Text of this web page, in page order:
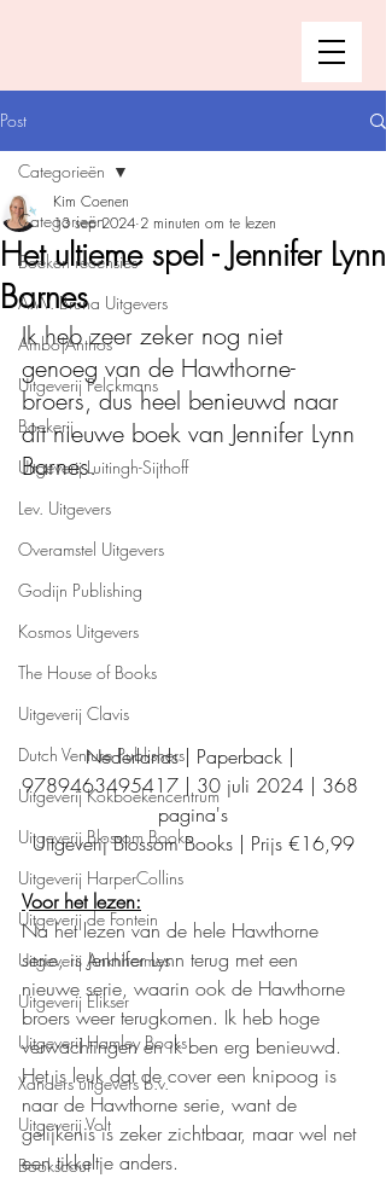
Post
Categorieën
Boeken recensies
A.W. Bruna Uitgevers
Ambo|Anthos
Uitgeverij Pelckmans
Boekerij
Uitgeverij Luitingh-Sijthoff
Lev. Uitgevers
Overamstel Uitgevers
Godijn Publishing
Kosmos Uitgevers
The House of Books
Uitgeverij Clavis
Dutch Venture Publishers
Uitgeverij Kokboekencentrum
Uitgeverij Blossom Books
Uitgeverij HarperCollins
Uitgeverij de Fontein
Uitgeverij Ankhhermes
Uitgeverij Elikser
Uitgeverij Hamley Books
Xanders uitgevers b.v.
Uitgeverij Volt
Bookscout
Categorieën
Het ultieme spel - Jennifer Lynn
Barnes
Kim Coenen
13 sep 2024 2 minuten om te lezen
Ik heb zeer zeker nog niet
genoeg van de Hawthorne-
broers, dus heel benieuwd naar
dit nieuwe boek van Jennifer Lynn
Barnes.
Nederlands | Paperback |
9789463495417 | 30 juli 2024 | 368
pagina's
Uitgeverij Blossom Books | Prijs €16,99
Voor het lezen:
Na het lezen van de hele Hawthorne
serie, is Jennifer Lynn terug met een
nieuwe serie, waarin ook de Hawthorne
broers weer terugkomen. Ik heb hoge
verwachtingen en ik ben erg benieuwd.
Het is leuk dat de cover een knipoog is
naar de Hawthorne serie, want de
gelijkenis is zeker zichtbaar, maar wel net
een tikkeltje anders.